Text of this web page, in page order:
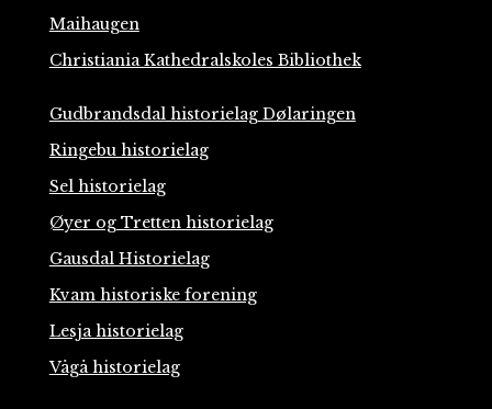
Maihaugen
Christiania Kathedralskoles Bibliothek
Gudbrandsdal historielag Dølaringen
Ringebu historielag
Sel historielag
Øyer og Tretten historielag
Gausdal Historielag
Kvam historiske forening
Lesja historielag
Vågå historielag